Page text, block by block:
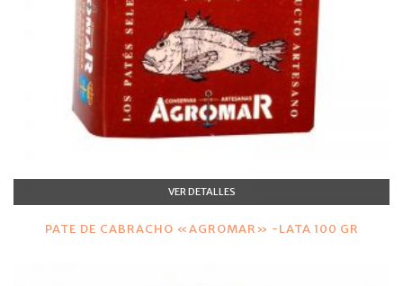
VER DETALLES
PATE DE CABRACHO «AGROMAR» -LATA 100 GR